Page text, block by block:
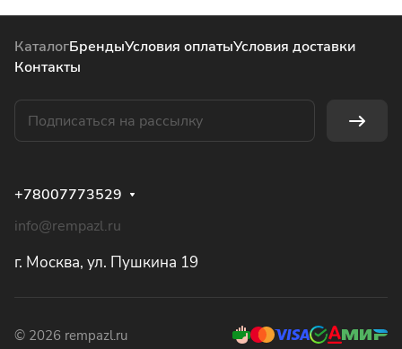
КаталогБрендыУсловия оплатыУсловия доставки
Контакты
+78007773529
info@rempazl.ru
г. Москва, ул. Пушкина 19
© 2026 rempazl.ru